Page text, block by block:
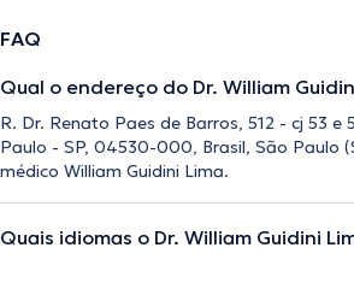
FAQ
Qual o endereço do Dr. William
R. Dr. Renato Paes de Barros, 512 - cj 53 e
Paulo - SP, 04530-000, Brasil, São Paulo
médico William Guidini Lima.
Quais idiomas o Dr. William Guidini